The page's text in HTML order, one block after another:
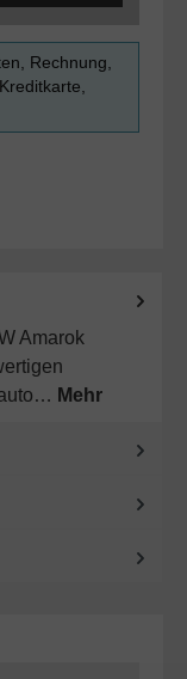
Rechnung,
Amarok
Mehr